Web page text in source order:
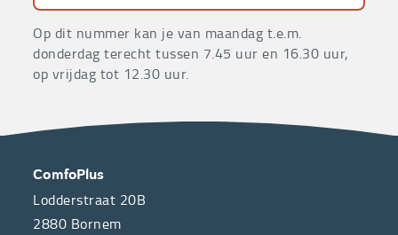
Op dit nummer kan je van maandag t.e.m.
donderdag terecht tussen 7.45 uur en 16.30 uur,
op vrijdag tot 12.30 uur.
OVER
ONS
CONTACT
ComfoPlus
Lodderstraat 20B
2880 Bornem